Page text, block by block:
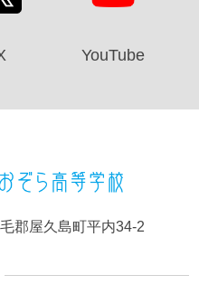
YouTube
郡屋久島町平内34-2